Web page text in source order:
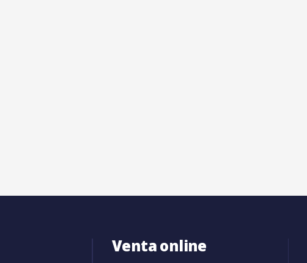
Venta online